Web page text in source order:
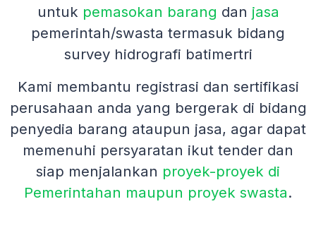
untuk pemasokan barang dan jasa
pemerintah/swasta termasuk bidang
survey hidrografi batimertri
Kami membantu registrasi dan sertifikasi
perusahaan anda yang bergerak di bidang
penyedia barang ataupun jasa, agar dapat
memenuhi persyaratan ikut tender dan
siap menjalankan proyek-proyek di
Pemerintahan maupun proyek swasta.